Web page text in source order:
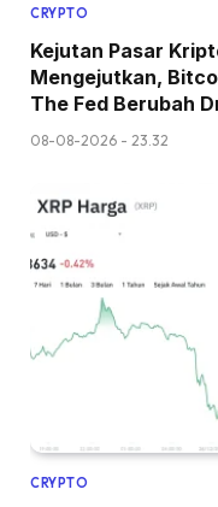
CRYPTO
Kejutan Pasar
Mengejutkan,
The Fed Berubah
08-08-2026 - 23.32
CRYPTO